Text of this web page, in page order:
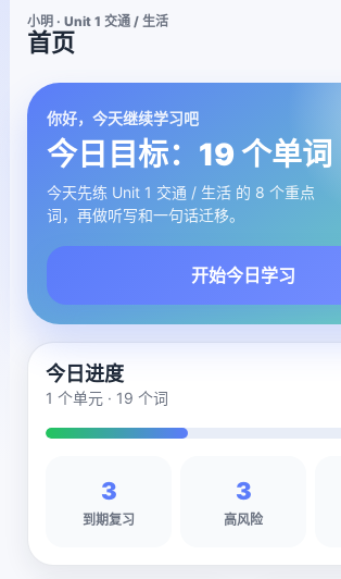
小明 · Unit 1 交通 / 生活
首页
你好，今天继续学习吧
今日目标：19 个单词
今天先练 Unit 1 交通 / 生活 的 8 个重点
词，再做听写和一句话迁移。
开始今日学习
今日进度
1 个单元 · 19 个词
3
到期复习
3
高风险